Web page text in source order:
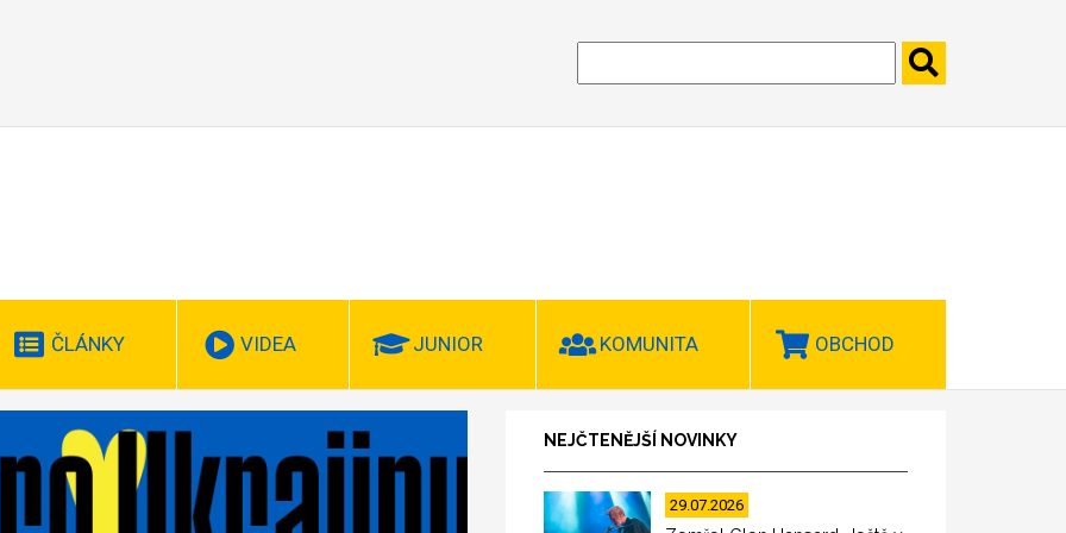
ČLÁNKY VIDEA JUNIOR KOMUNITA OBCHOD
NEJČTENĚJŠÍ NOVINKY
29.07.2026